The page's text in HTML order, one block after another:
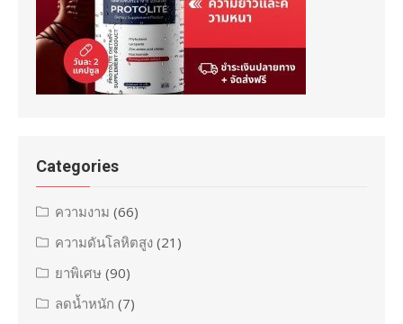
Categories
ความงาม (66)
ความดันโลหิตสูง (21)
ยาพิเศษ (90)
ลดน้ำหนัก (7)